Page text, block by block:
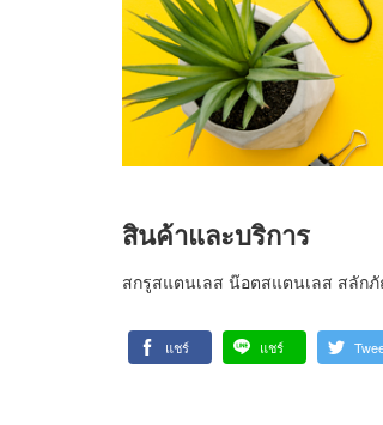
สินค้าและบริการ
สกรูสแตนเลส น๊อตสแตนเลส สลัก
แชร์ แชร์